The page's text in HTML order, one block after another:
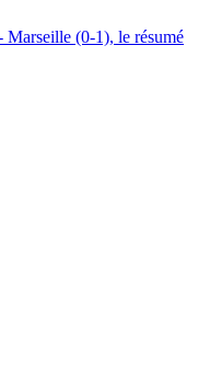
Marseille (0-1), le résumé